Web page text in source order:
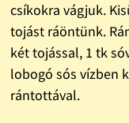
csíkokra vágjuk.
tojást ráöntünk.
két tojással, 1 tk
lobogó sós vízben
rántottával.